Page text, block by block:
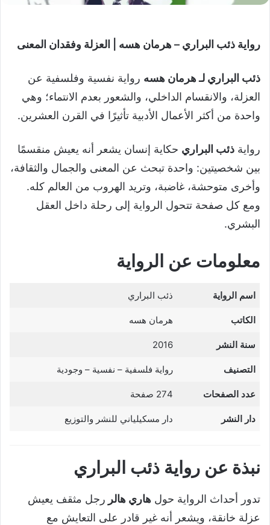
رواية ذئب البراري – هرمان هسه | العزلة وفقدان المعنى
ذئب البراري لـ هرمان هسه رواية نفسية وفلسفية عن
العزلة، والانقسام الداخلي، والشعور بعدم الانتماء؛ وهي
واحدة من أكثر الأعمال الأدبية تأثيرًا في القرن العشرين.
رواية ذئب البراري حكاية إنسان يشعر أنه يعيش منقسمًا
بين شخصيتين: واحدة تبحث عن المعنى والجمال والثقافة،
وأخرى متوحشة، غاضبة، وتريد الهروب من العالم كله.
ومع كل صفحة تتحول الرواية إلى رحلة داخل العقل
البشري.
معلومات عن الرواية
اسم الرواية ذئب البراري
الكاتب هرمان هسه
سنة النشر 2016
التصنيف رواية فلسفية – نفسية – وجودية
عدد الصفحات 274 صفحة
دار النشر دار مسكيلياني للنشر والتوزيع
نبذة عن رواية ذئب البراري
تدور أحداث الرواية حول هاري هالر رجل مثقف يعيش
عزلة خانقة، ويشعر أنه غير قادر على التعايش مع